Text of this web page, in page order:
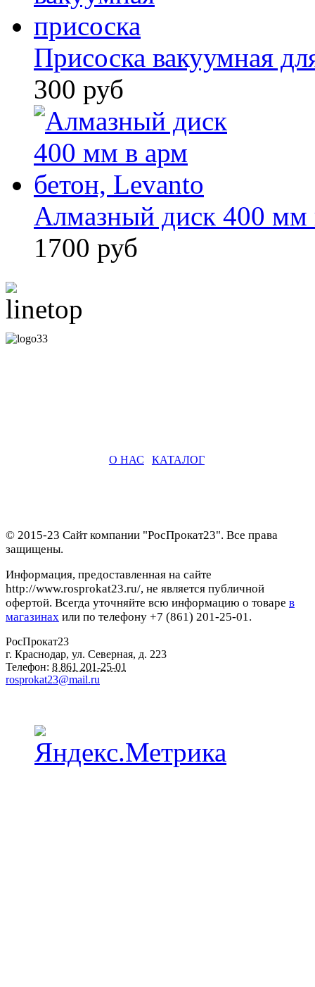
Присоска вакуумная
300 руб
Алмазный диск 400 мм
1700 руб
О НАС КАТАЛОГ
© 2015-23 Сайт компании "РосПрокат23". Все права
защищены.
Информация, предоставленная на сайте
http://www.rosprokat23.ru/, не является публичной
офертой. Всегда уточняйте всю информацию о товаре в
магазинах или по телефону +7 (861) 201-25-01.
РосПрокат23
г. Краснодар, ул. Северная, д. 223
Телефон: 8 861 201-25-01
rosprokat23@mail.ru